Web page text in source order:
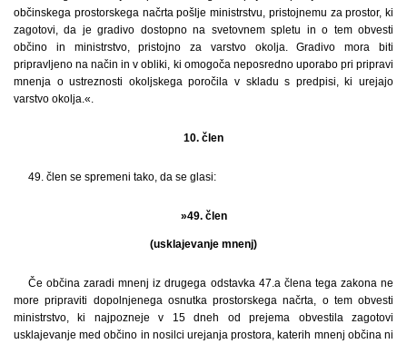
občinskega prostorskega načrta pošlje ministrstvu, pristojnemu za prostor, ki
zagotovi, da je gradivo dostopno na svetovnem spletu in o tem obvesti
občino in ministrstvo, pristojno za varstvo okolja. Gradivo mora biti
pripravljeno na način in v obliki, ki omogoča neposredno uporabo pri pripravi
mnenja o ustreznosti okoljskega poročila v skladu s predpisi, ki urejajo
varstvo okolja.«.
10. člen
49. člen se spremeni tako, da se glasi:
»49. člen
(usklajevanje mnenj)
Če občina zaradi mnenj iz drugega odstavka 47.a člena tega zakona ne
more pripraviti dopolnjenega osnutka prostorskega načrta, o tem obvesti
ministrstvo, ki najpozneje v 15 dneh od prejema obvestila zagotovi
usklajevanje med občino in nosilci urejanja prostora, katerih mnenj občina ni